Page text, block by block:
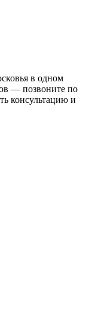
в одном
— позвоните по
консультацию и